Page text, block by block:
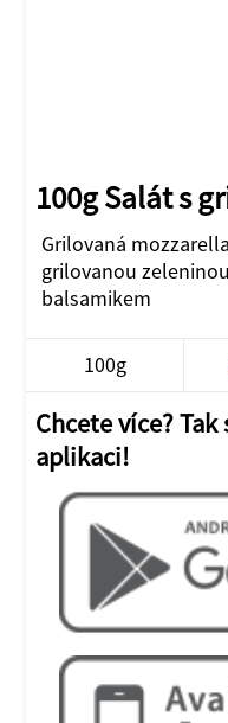
100g Salát s
Grilovaná
grilovanou
balsamikem
100g
Chcete více?
aplikaci!